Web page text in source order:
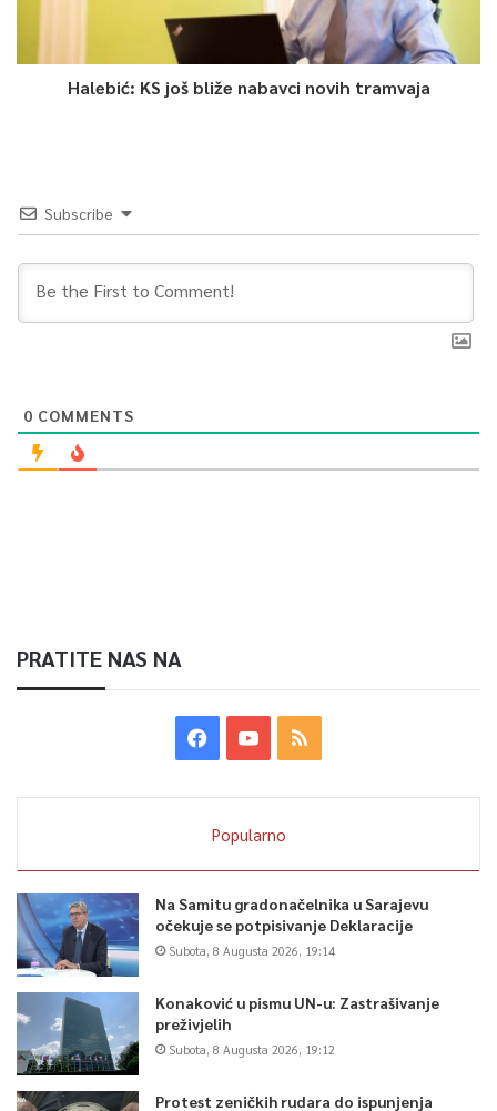
Halebić: KS još bliže nabavci novih tramvaja
Subscribe
0 COMMENTS
PRATITE NAS NA
Popularno
Na Samitu gradonačelnika u Sarajevu
očekuje se potpisivanje Deklaracije
Subota, 8 Augusta 2026, 19:14
Konaković u pismu UN-u: Zastrašivanje
preživjelih
Subota, 8 Augusta 2026, 19:12
Protest zeničkih rudara do ispunjenja